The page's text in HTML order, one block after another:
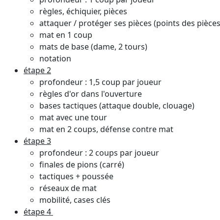
règles, échiquier, pièces
attaquer / protéger ses pièces (points des
mat en 1 coup
mats de base (dame, 2 tours)
notation
étape 2
profondeur : 1,5 coup par joueur
règles d'or dans l'ouverture
bases tactiques (attaque double, clouage)
mat avec une tour
mat en 2 coups, défense contre mat
étape 3
profondeur : 2 coups par joueur
finales de pions (carré)
tactiques + poussée
réseaux de mat
mobilité, cases clés
étape 4